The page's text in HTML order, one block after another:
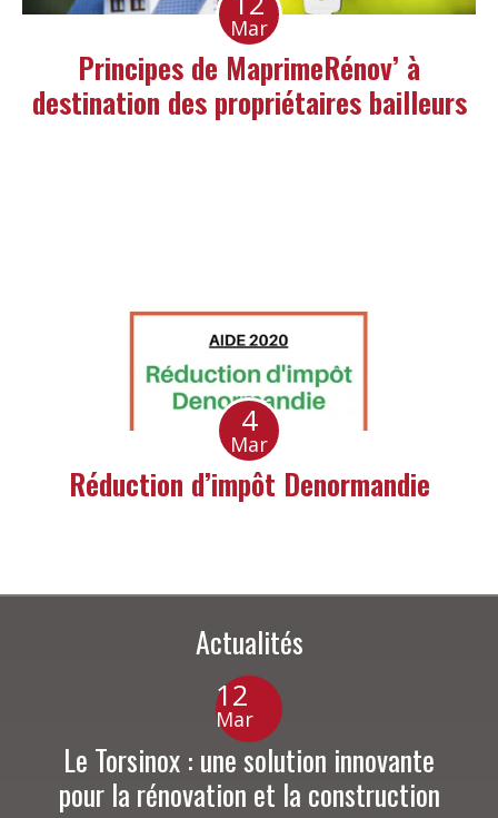
Mar
Principes de MaprimeRénov’ à
destination des propriétaires bailleurs
4
Mar
Réduction d’impôt Denormandie
Actualités
12
Mar
Le Torsinox : une solution innovante
pour la rénovation et la construction